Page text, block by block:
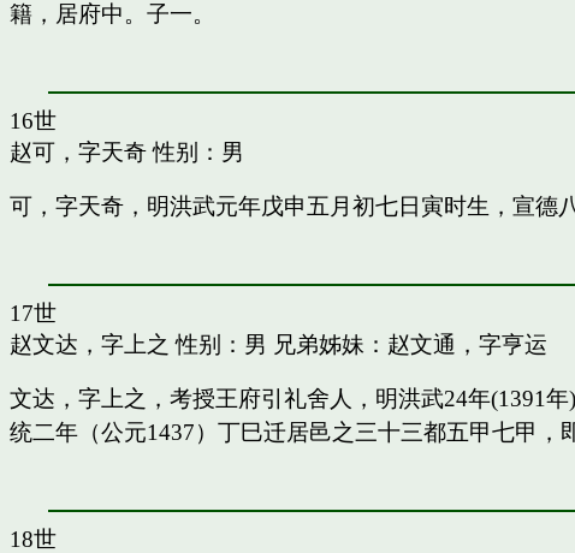
籍，居府中。子一。
16世
赵可，字天奇性别：男
可，字天奇，明洪武元年戊申五月初七日寅时生，宣德
17世
赵文达，字上之 性别：男 兄弟姊妹： 赵文通，字亨运
文达，字上之，考授王府引礼舍人，明洪武24年(1391
统二年（公元1437）丁巳迁居邑之三十三都五甲七甲，
18世